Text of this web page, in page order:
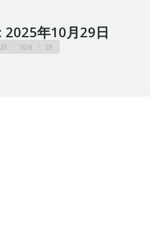
2025年10月29日
10月 29